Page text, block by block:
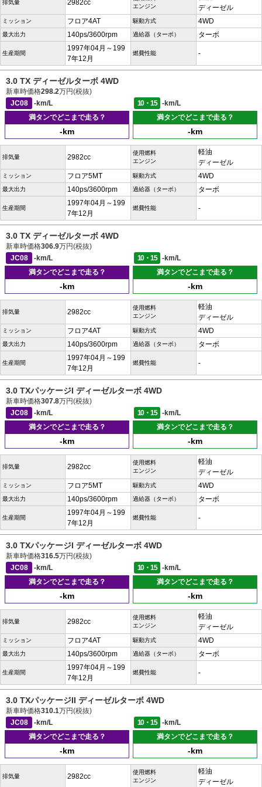
排気量 2982cc
エンジン
ディーゼル
ミッション フロア4AT 駆動方式 4WD
最大出力 140ps/3600rpm 過給器（ターボ） ターボ
生産期間
1997年04月～199
7年12月
燃費性能 -
3.0 TX ディーゼルターボ 4WD
新車時価格298.2万円(税抜)
JC08
-km/L 10・15
-km/L
満タンでどこまで走る？
-km
満タンでどこまで走る？
-km
排気量 2982cc
使用燃料
エンジン
軽油
ディーゼル
ミッション フロア5MT 駆動方式 4WD
最大出力 140ps/3600rpm 過給器（ターボ） ターボ
生産期間
1997年04月～199
7年12月
燃費性能 -
3.0 TX ディーゼルターボ 4WD
新車時価格306.9万円(税抜)
JC08
-km/L 10・15
-km/L
満タンでどこまで走る？
-km
満タンでどこまで走る？
-km
排気量 2982cc
使用燃料
エンジン
軽油
ディーゼル
ミッション フロア4AT 駆動方式 4WD
最大出力 140ps/3600rpm 過給器（ターボ） ターボ
生産期間
1997年04月～199
7年12月
燃費性能 -
3.0 TXパッケージI ディーゼルターボ 4WD
新車時価格307.8万円(税抜)
JC08
-km/L 10・15
-km/L
満タンでどこまで走る？
-km
満タンでどこまで走る？
-km
排気量 2982cc
使用燃料
エンジン
軽油
ディーゼル
ミッション フロア5MT 駆動方式 4WD
最大出力 140ps/3600rpm 過給器（ターボ） ターボ
生産期間
1997年04月～199
7年12月
燃費性能 -
3.0 TXパッケージI ディーゼルターボ 4WD
新車時価格316.5万円(税抜)
JC08
-km/L 10・15
-km/L
満タンでどこまで走る？
-km
満タンでどこまで走る？
-km
排気量 2982cc
使用燃料
エンジン
軽油
ディーゼル
ミッション フロア4AT 駆動方式 4WD
最大出力 140ps/3600rpm 過給器（ターボ） ターボ
生産期間
1997年04月～199
7年12月
燃費性能 -
3.0 TXパッケージII ディーゼルターボ 4WD
新車時価格310.1万円(税抜)
JC08
-km/L 10・15
-km/L
満タンでどこまで走る？
-km
満タンでどこまで走る？
-km
排気量 2982cc
使用燃料
エンジン
軽油
ディーゼル